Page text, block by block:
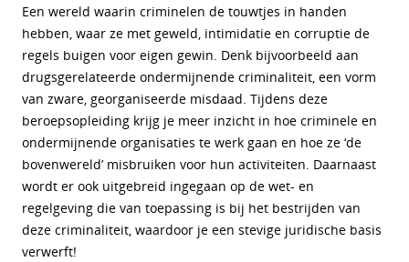
Een wereld waarin criminelen de touwtjes in handen
hebben, waar ze met geweld, intimidatie en corruptie de
regels buigen voor eigen gewin. Denk bijvoorbeeld aan
drugsgerelateerde ondermijnende criminaliteit, een vorm
van zware, georganiseerde misdaad. Tijdens deze
beroepsopleiding krijg je meer inzicht in hoe criminele en
ondermijnende organisaties te werk gaan en hoe ze ‘de
bovenwereld’ misbruiken voor hun activiteiten. Daarnaast
wordt er ook uitgebreid ingegaan op de wet- en
regelgeving die van toepassing is bij het bestrijden van
deze criminaliteit, waardoor je een stevige juridische basis
verwerft!